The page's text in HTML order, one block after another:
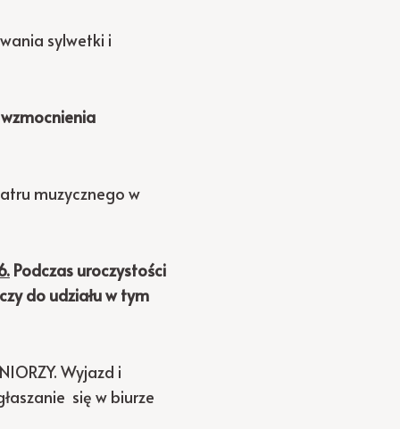
sylwetki i
muzycznego w
Podczas uroczystości
do udziału w tym
Wyjazd i
się w biurze